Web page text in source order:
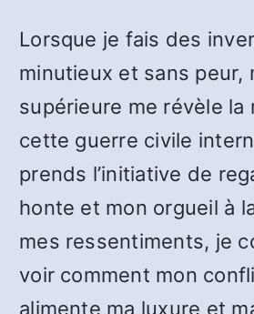
Lorsque je fais des
minutieux et sans peur,
supérieure me révèle la
cette guerre civile
prends l’initiative de
honte et mon orgueil à
mes ressentiments, je
voir comment mon
alimente ma luxure et